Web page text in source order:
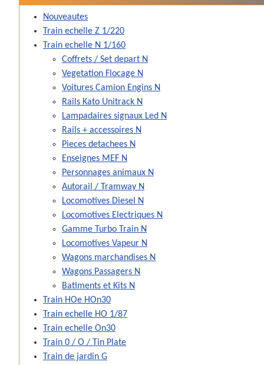
Nouveautes
Train echelle Z 1/220
Train echelle N 1/160
Coffrets / Set depart N
Vegetation Flocage N
Voitures Camion Engins N
Rails Kato Unitrack N
Lampadaires signaux Led N
Rails + accessoires N
Pieces detachees N
Enseignes MEF N
Personnages animaux N
Autorail / Tramway N
Locomotives Diesel N
Locomotives Electriques N
Gamme Turbo Train N
Locomotives Vapeur N
Wagons marchandises N
Wagons Passagers N
Batiments et Kits N
Train HOe HOn30
Train echelle HO 1/87
Train echelle On30
Train 0 / O / Tin Plate
Train de jardin G